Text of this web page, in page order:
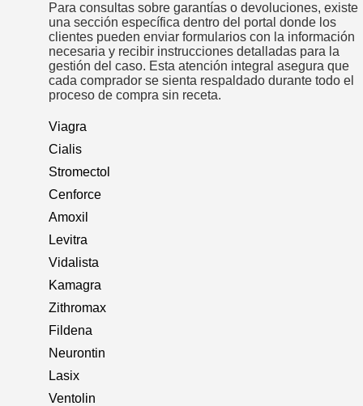
Para consultas sobre garantías o devoluciones, existe
una sección específica dentro del portal donde los
clientes pueden enviar formularios con la información
necesaria y recibir instrucciones detalladas para la
gestión del caso. Esta atención integral asegura que
cada comprador se sienta respaldado durante todo el
proceso de compra sin receta.
Viagra
Cialis
Stromectol
Cenforce
Amoxil
Levitra
Vidalista
Kamagra
Zithromax
Fildena
Neurontin
Lasix
Ventolin